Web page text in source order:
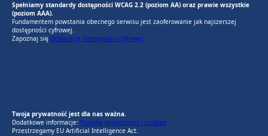
Spełniamy standardy dostępności WCAG 2.2 (poziom AA) oraz prawie wszystkie
(poziom AAA).
Fundamentem powstania obecnego serwisu jest zaoferowanie jak najszerszej
dostępności cyfrowej.
Zapoznaj się Deklaracją dostępności cyfrowej.
Twoja prywatność jest dla nas ważna.
Dodatkowe informacje: Polityka prywatności i cookies
Przestrzegamy EU Artificial Intelligence Act.